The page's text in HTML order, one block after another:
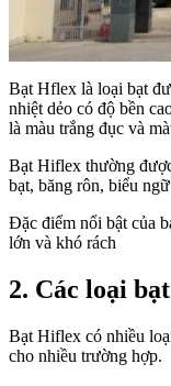
Bạt Hflex là loại bạt
nhiệt dẻo có độ bền
là màu trắng đục và
Bạt Hiflex thường
bạt, băng rôn, biểu
Đặc điểm nổi bật của
lớn và khó rách
2. Các loại
Bạt Hiflex có nhiều
cho nhiều trường hợp.